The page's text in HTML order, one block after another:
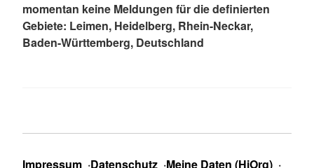
momentan keine Meldungen für die definierten
Gebiete: Leimen, Heidelberg, Rhein-Neckar,
Baden-Württemberg, Deutschland
Impressum Datenschutz Meine Daten (HiOrg)